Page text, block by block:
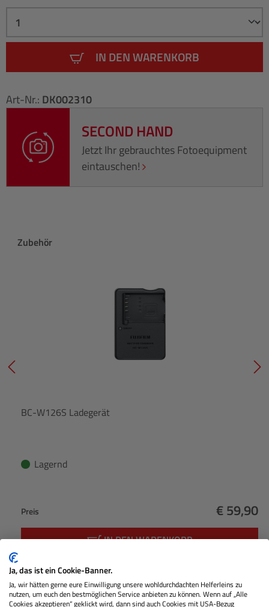
IN DEN WARENKORB
Art-Nr.: DK002310
SECOND HAND
Jetzt Ihr gebrauchtes Fotoequipment
eintauschen!
Produktgalerie überspringen
Zubehör
BC-W126S Ladegerät
Lagernd
Preis € 59,90
IN DEN WARENKORB
Produktgalerie überspringen
Speichermedien SD
Ja, das ist ein Cookie-Banner.
Ja, wir hätten gerne eure Einwilligung unsere wohldurchdachten Helferleins zu
nutzen, um euch den bestmöglichen Service anbieten zu können. Wenn auf „Alle
Cookies akzeptieren“ geklickt wird, dann sind auch Cookies mit USA-Bezug